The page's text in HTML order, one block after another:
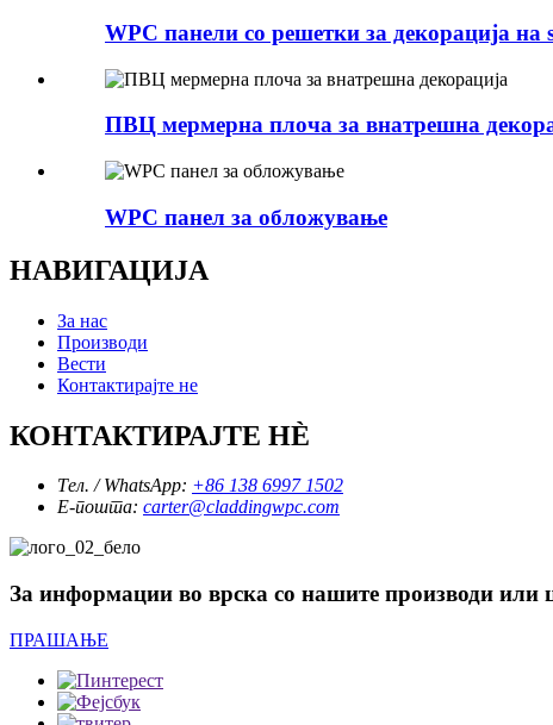
WPC панели со решетки за декорација на
ПВЦ мермерна плоча за внатрешна
WPC панел за обложување
НАВИГАЦИЈА
За нас
Производи
Вести
Контактирајте не
КОНТАКТИРАЈТЕ НÈ
Тел. / WhatsApp: +86 138 6997 1502
Е-пошта: carter@claddingwpc.com
За информации во врска со нашите производи или
ПРАШАЊЕ